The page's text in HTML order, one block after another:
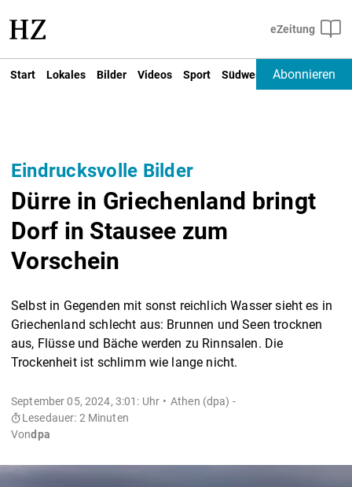
Start Lokales Bilder Videos Sport Südwest Deutschland
Abonnieren
Eindrucksvolle Bilder
Dürre in Griechenland bringt
Dorf in Stausee zum
Vorschein
Selbst in Gegenden mit sonst reichlich Wasser sieht es in
Griechenland schlecht aus: Brunnen und Seen trocknen
aus, Flüsse und Bäche werden zu Rinnsalen. Die
Trockenheit ist schlimm wie lange nicht.
September 05, 2024, 3:01: Uhr
Athen (dpa) -
Lesedauer: 2 Minuten
Vondpa